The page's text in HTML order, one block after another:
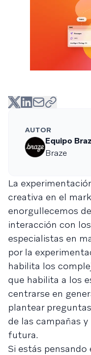
AUTOR
Equipo
Braze
La
creativa en el
enorgullecemos
interacción con
especialistas en
por la
habilita los
que habilita a los
centrarse en
plantear
de las campañas
futura.
Si estás